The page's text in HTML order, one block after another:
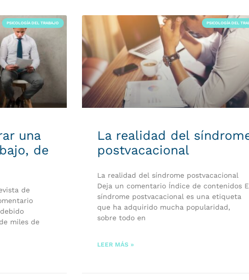
PSICOLOGÍA DEL TRABAJO
una
de
de
miles de
PSICOLOGÍA DEL
La realidad del
postvacacional
La realidad del síndrome postvacacional
Deja un comentario Índice de contenidos
síndrome postvacacional es una etiqueta
que ha adquirido mucha popularidad,
sobre todo en
LEER MÁS »